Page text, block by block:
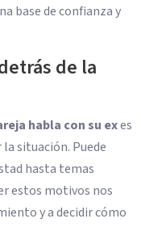
base de confianza y
de la
habla con su exes
situación. Puede
hasta temas
estos motivos nos
y a decidir cómo